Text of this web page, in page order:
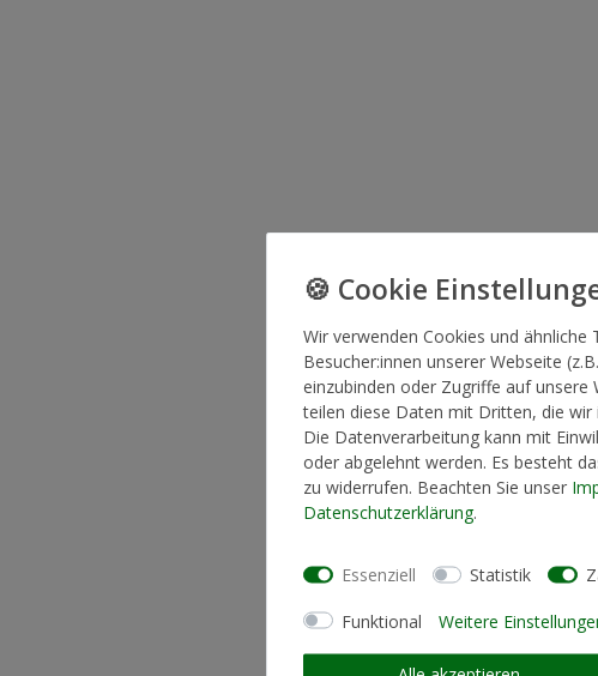
Wir verwenden Cookies und
Besucher:innen unserer Webseite
einzubinden oder Zugriffe auf
teilen diese Daten mit Dritten, die wir
Die Datenverarbeitung kann mit
oder abgelehnt werden. Es besteht
zu widerrufen. Beachten Sie unser
Daten­schutz­erklärung.
Essenziell Statistik
Funktional Weitere